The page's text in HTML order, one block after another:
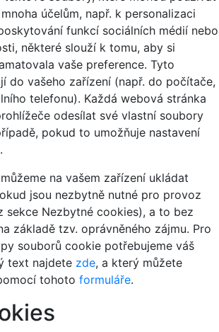
účelům, např. k personalizaci
funkcí sociálních médií nebo
některé slouží k tomu, aby si
vaše preference. Tyto
do vašeho zařízení (např. do počítače,
telefonu). Každá webová stránka
odesílat své vlastní soubory
pokud to umožňuje nastavení
na vašem zařízení ukládat
jsou nezbytně nutné pro provoz
sekce Nezbytné cookies), a to bez
základě tzv. oprávněného zájmu. Pro
souborů cookie potřebujeme váš
text najdete zde, a který můžete
tohoto formuláře.